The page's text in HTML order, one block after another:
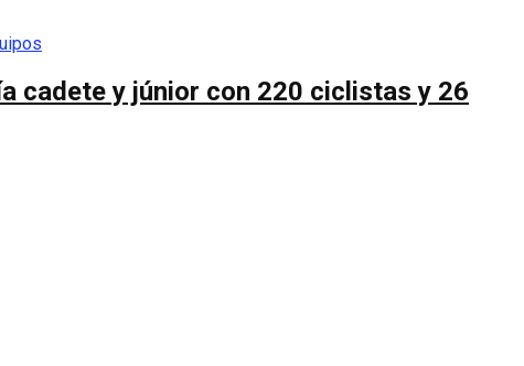
cadete y júnior con 220 ciclistas y 26